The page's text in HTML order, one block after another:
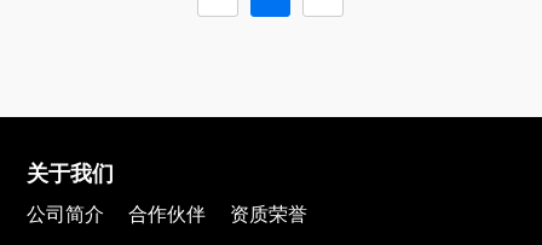
关于我们
公司简介 合作伙伴 资质荣誉